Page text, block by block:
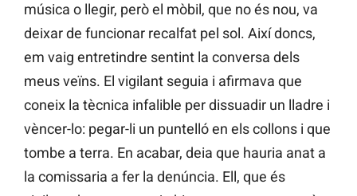
música o llegir, però el mòbil, que no és nou, va
deixar de funcionar recalfat pel sol. Així doncs,
em vaig entretindre sentint la conversa dels
meus veïns. El vigilant seguia i afirmava que
coneix la tècnica infalible per dissuadir un lladre i
vèncer-lo: pegar-li un puntelló en els collons i que
tombe a terra. En acabar, deia que hauria anat a
la comissaria a fer la denúncia. Ell, que és